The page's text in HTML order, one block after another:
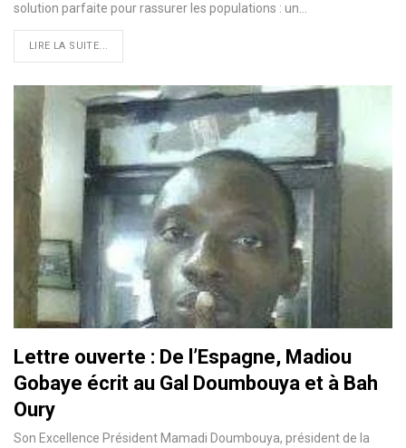
solution parfaite pour rassurer les populations : un…
LIRE LA SUITE...
Lettre ouverte : De l’Espagne, Madiou
Gobaye écrit au Gal Doumbouya et à Bah
Oury
Son Excellence Président Mamadi Doumbouya, président de la